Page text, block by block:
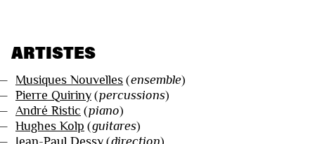
ARTISTES
Musiques Nouvelles (ensemble)
Pierre Quiriny (percussions)
André Ristic (piano)
Hughes Kolp (guitares)